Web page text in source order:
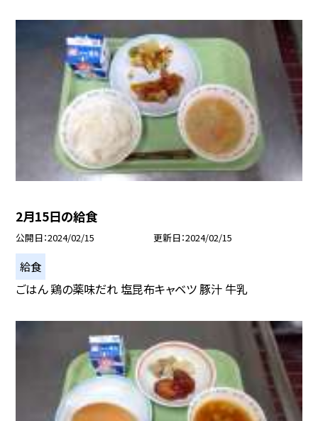
2月15日の給食
公開日 2024/02/15 更新日 2024/02/15
給食
ごはん 鶏の薬味だれ 塩昆布キャベツ 豚汁 牛乳